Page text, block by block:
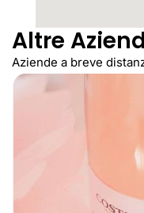
Altre
Aziende a breve